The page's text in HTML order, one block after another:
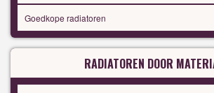
Goedkope radiatoren
RADIATOREN DOOR